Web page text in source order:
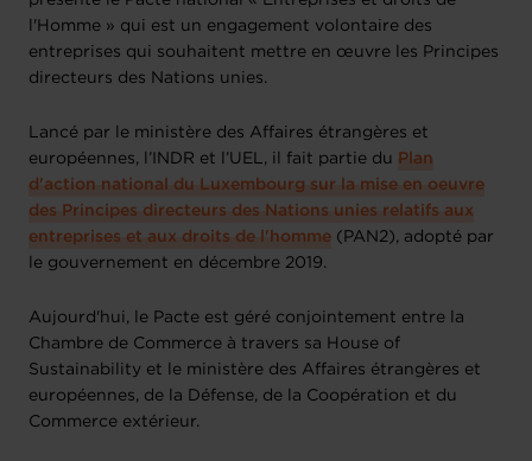
l'Homme » qui est un engagement volontaire des
entreprises qui souhaitent mettre en œuvre les Principes
directeurs des Nations unies.
Lancé par le ministère des Affaires étrangères et
européennes, l’INDR et l’UEL, il fait partie du
Plan
d'action national du Luxembourg sur la mise en oeuvre
des Principes directeurs des Nations unies relatifs aux
entreprises et aux droits de l'homme (PAN2), adopté par
le gouvernement en décembre 2019.
Aujourd'hui, le Pacte est géré conjointement entre la
Chambre de Commerce à travers sa House of
Sustainability et le ministère des Affaires étrangères et
européennes, de la Défense, de la Coopération et du
Commerce extérieur.